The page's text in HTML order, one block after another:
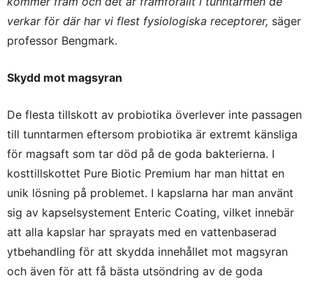
verkar för där har vi flest fysiologiska receptorer, säger
professor Bengmark.
Skydd mot magsyran
De flesta tillskott av probiotika överlever inte passagen
till tunntarmen eftersom probiotika är extremt känsliga
för magsaft som tar död på de goda bakterierna. I
kosttillskottet Pure Biotic Premium har man hittat en
unik lösning på problemet. I kapslarna har man använt
sig av kapselsystement Enteric Coating, vilket innebär
att alla kapslar har sprayats med en vattenbaserad
ytbehandling för att skydda innehållet mot magsyran
och även för att få bästa utsöndring av de goda